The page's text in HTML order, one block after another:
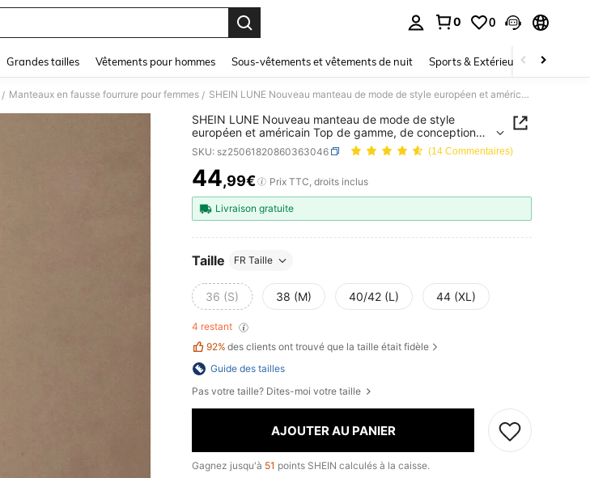
0 0
Grandes tailles Vêtements pour hommes Sous-vêtements et vêtements de nuit Sports & Extérieur Enfants
/ Manteaux en fausse fourrure pour femmes / SHEIN LUNE Nouveau manteau de mode de style européen et américain Top de gamme, de conception française pour femmes
SHEIN LUNE Nouveau manteau de mode de style
européen et américain Top de gamme, de conception
française pour femmes
SKU: sz25061820860363046 (14 Commentaires)
PRICE AND AVAILABILITY
44,99€ Prix TTC, droits inclus
Livraison gratuite
Taille FR Taille
36 (S) 38 (M) 40/42 (L) 44 (XL)
4 restant
92% des clients ont trouvé que la taille était fidèle
Guide des tailles
Pas votre taille? Dites-moi votre taille
AJOUTER AU PANIER
Gagnez jusqu'à 51 points SHEIN calculés à la caisse.